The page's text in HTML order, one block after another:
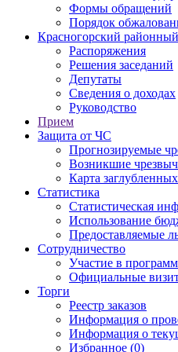
Формы обращений
Порядок
Красногорский
Распоряжения
Решения заседаний
Депутаты
Сведения о доходах
Руководство
Прием
Защита от ЧС
Прогнозируемые
Возникшие
Карта
Статистика
Статистическая
Использование
Предоставляемые
Сотрудничество
Участие в
Официальные
Торги
Реестр заказов
Информация о
Информация о
Избранное (0)